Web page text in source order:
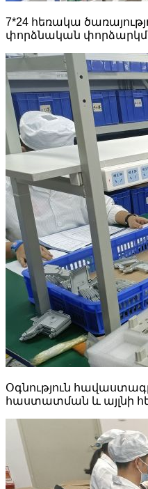
7*24 հեռակա
փորձնական
Օգնություն
հաստատման և այլնի